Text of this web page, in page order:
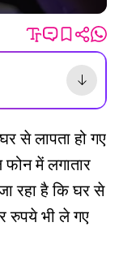
से लापता हो गए
फोन में लगातार
रहा है कि घर से
रुपये भी ले गए